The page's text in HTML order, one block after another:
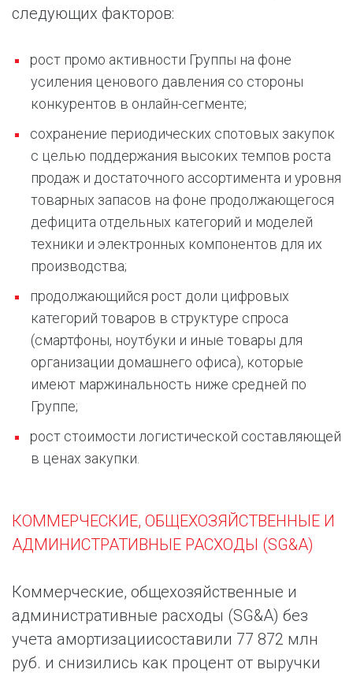
следующих факторов:
рост промо активности Группы на фоне
усиления ценового давления со стороны
конкурентов в онлайн-сегменте;
сохранение периодических спотовых закупок
с целью поддержания высоких темпов роста
продаж и достаточного ассортимента и уровня
товарных запасов на фоне продолжающегося
дефицита отдельных категорий и моделей
техники и электронных компонентов для их
производства;
продолжающийся рост доли цифровых
категорий товаров в структуре спроса
(смартфоны, ноутбуки и иные товары для
организации домашнего офиса), которые
имеют маржинальность ниже средней по
Группе;
рост стоимости логистической составляющей
в ценах закупки.
КОММЕРЧЕСКИЕ, ОБЩЕХОЗЯЙСТВЕННЫЕ И
АДМИНИСТРАТИВНЫЕ РАСХОДЫ (SG&A)
Коммерческие, общехозяйственные и
административные расходы (SG&A) без
учета амортизациисоставили 77 872 млн
руб. и снизились как процент от выручки